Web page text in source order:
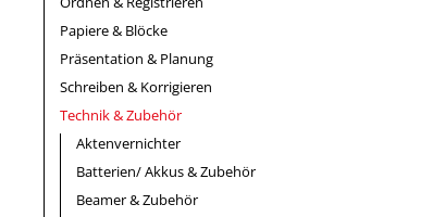
Papiere & Blöcke
Präsentation & Planung
Schreiben & Korrigieren
Technik & Zubehör
Aktenvernichter
Batterien/ Akkus & Zubehör
Beamer & Zubehör